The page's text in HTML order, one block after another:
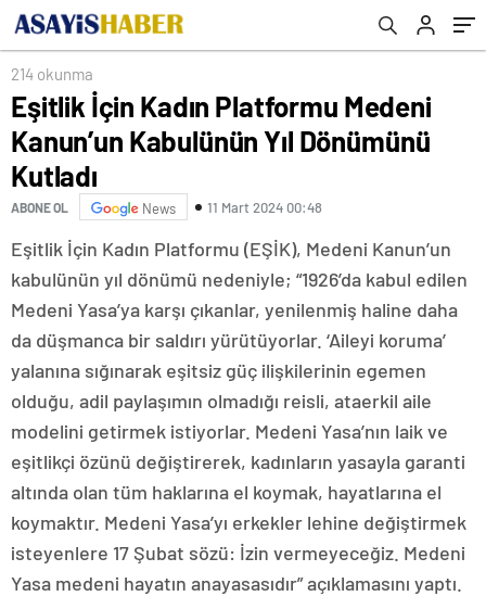
214 okunma
Eşitlik İçin Kadın Platformu Medeni
Kanun’un Kabulünün Yıl Dönümünü
Kutladı
ABONE OL News 11 Mart 2024 00:48
Eşitlik İçin Kadın Platformu (EŞİK), Medeni Kanun’un
kabulünün yıl dönümü nedeniyle; “1926’da kabul edilen
Medeni Yasa’ya karşı çıkanlar, yenilenmiş haline daha
da düşmanca bir saldırı yürütüyorlar. ‘Aileyi koruma’
yalanına sığınarak eşitsiz güç ilişkilerinin egemen
olduğu, adil paylaşımın olmadığı reisli, ataerkil aile
modelini getirmek istiyorlar. Medeni Yasa’nın laik ve
eşitlikçi özünü değiştirerek, kadınların yasayla garanti
altında olan tüm haklarına el koymak, hayatlarına el
koymaktır. Medeni Yasa’yı erkekler lehine değiştirmek
isteyenlere 17 Şubat sözü: İzin vermeyeceğiz. Medeni
Yasa medeni hayatın anayasasıdır” açıklamasını yaptı.